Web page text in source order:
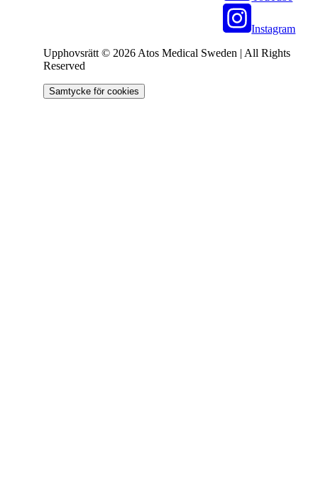
Instagram
Upphovsrätt © 2026 Atos Medical Sweden | All Rights
Reserved
Samtycke för cookies